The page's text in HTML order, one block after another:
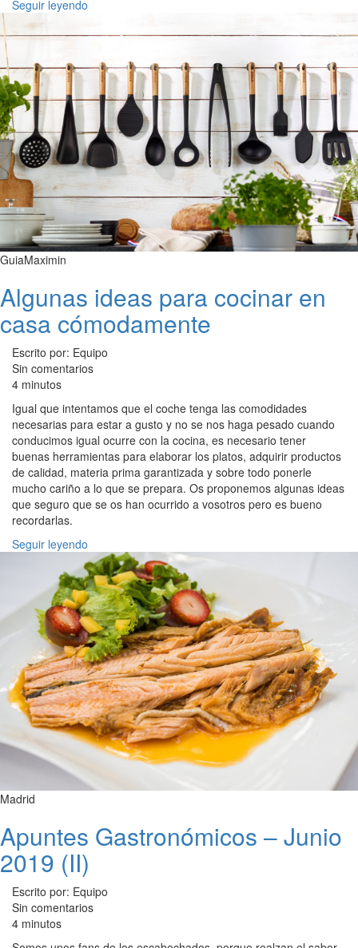
Seguir leyendo
GuiaMaximin
Algunas ideas para cocinar en
casa cómodamente
Escrito por: Equipo
Sin comentarios
4 minutos
Igual que intentamos que el coche tenga las comodidades
necesarias para estar a gusto y no se nos haga pesado cuando
conducimos igual ocurre con la cocina, es necesario tener
buenas herramientas para elaborar los platos, adquirir productos
de calidad, materia prima garantizada y sobre todo ponerle
mucho cariño a lo que se prepara. Os proponemos algunas ideas
que seguro que se os han ocurrido a vosotros pero es bueno
recordarlas.
Seguir leyendo
Madrid
Apuntes Gastronómicos – Junio
2019 (II)
Escrito por: Equipo
Sin comentarios
4 minutos